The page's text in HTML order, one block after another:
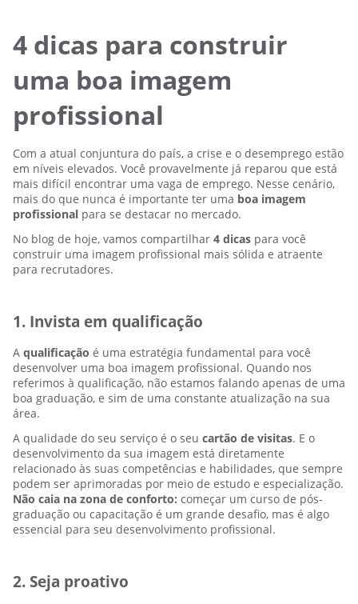
4 dicas para construir
uma boa imagem
profissional
Com a atual conjuntura do país, a crise e o desemprego estão
em níveis elevados. Você provavelmente já reparou que está
mais difícil encontrar uma vaga de emprego. Nesse cenário,
mais do que nunca é importante ter uma boa imagem
profissional para se destacar no mercado.
No blog de hoje, vamos compartilhar 4 dicas para você
construir uma imagem profissional mais sólida e atraente
para recrutadores.
1. Invista em qualificação
A qualificação é uma estratégia fundamental para você
desenvolver uma boa imagem profissional. Quando nos
referimos à qualificação, não estamos falando apenas de uma
boa graduação, e sim de uma constante atualização na sua
área.
A qualidade do seu serviço é o seu cartão de visitas. E o
desenvolvimento da sua imagem está diretamente
relacionado às suas competências e habilidades, que sempre
podem ser aprimoradas por meio de estudo e especialização.
Não caia na zona de conforto: começar um curso de pós-
graduação ou capacitação é um grande desafio, mas é algo
essencial para seu desenvolvimento profissional.
2. Seja proativo